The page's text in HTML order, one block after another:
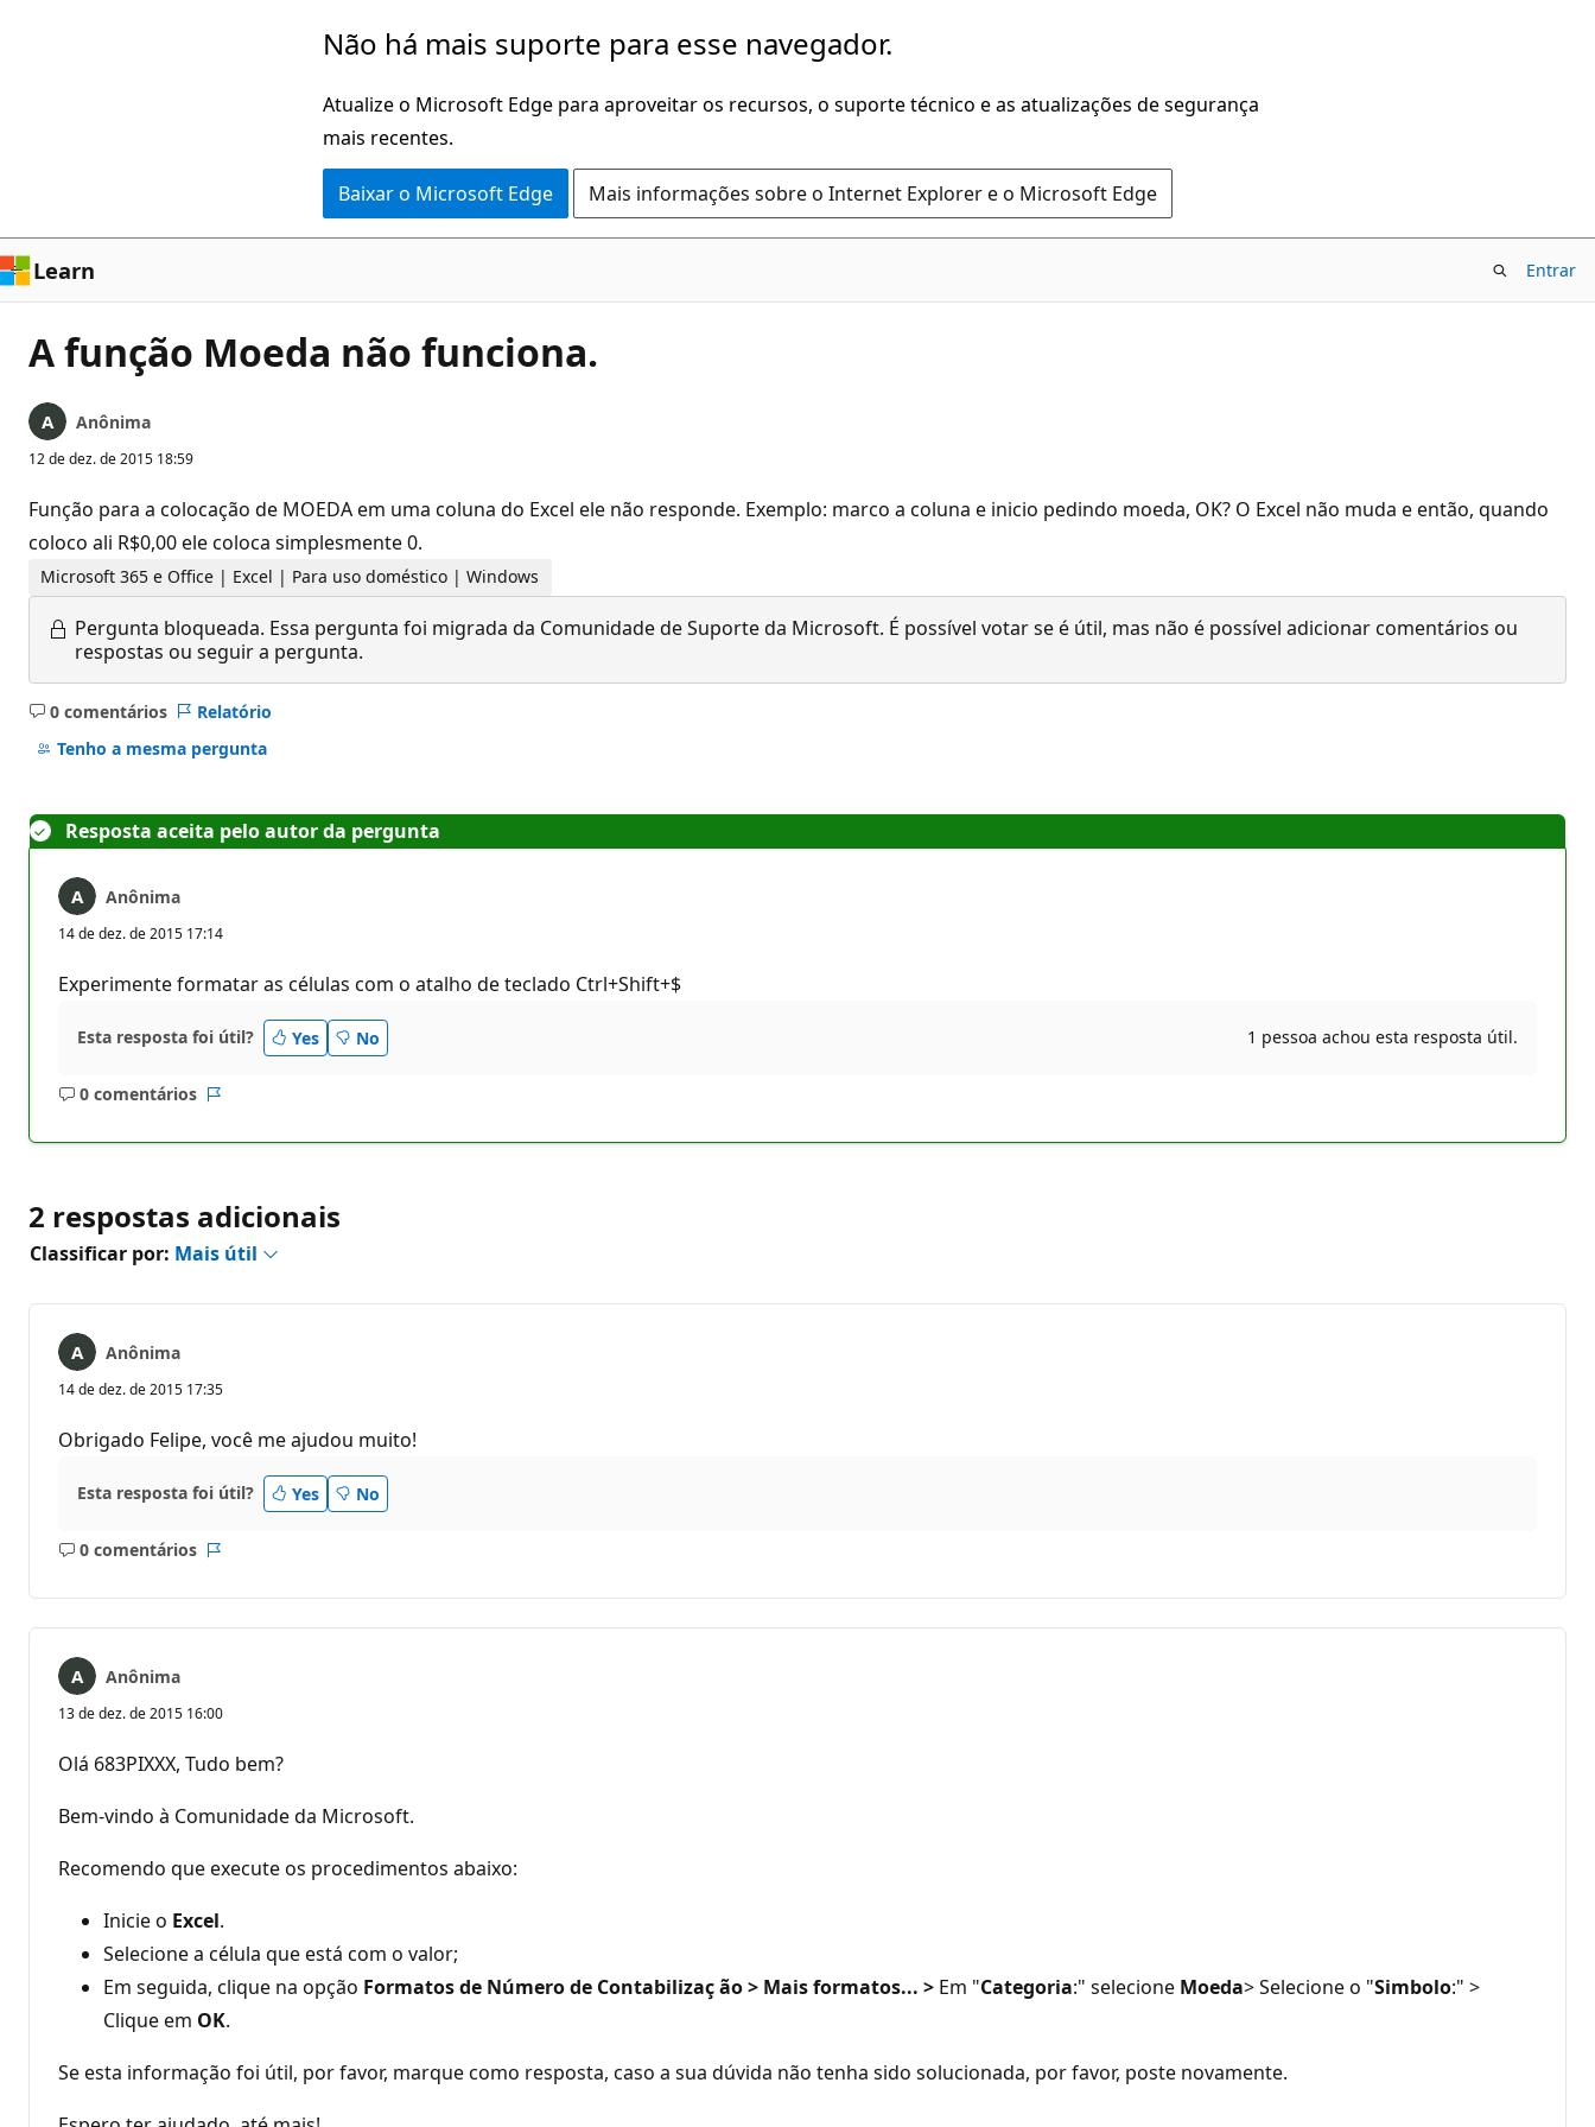
Não há mais suporte para esse navegador.
Atualize o Microsoft Edge para aproveitar os recursos, o suporte técnico e as atualizações de segurança
mais recentes.
Baixar o Microsoft Edge Mais informações sobre o Internet Explorer e o Microsoft Edge
Learn Entrar
A função Moeda não funciona.
Anônima
12 de dez. de 2015 18:59
Função para a colocação de MOEDA em uma coluna do Excel ele não responde. Exemplo: marco a coluna e inicio pedindo moeda, OK? O Excel não muda e então, quando
coloco ali R$0,00 ele coloca simplesmente 0.
Microsoft 365 e Office | Excel | Para uso doméstico | Windows
Pergunta bloqueada. Essa pergunta foi migrada da Comunidade de Suporte da Microsoft. É possível votar se é útil, mas não é possível adicionar comentários ou
respostas ou seguir a pergunta.
0 comentários
Sem
comentários
Relatório
Tenho a mesma pergunta
Resposta aceita pelo autor da pergunta
Anônima
14 de dez. de 2015 17:14
Experimente formatar as células com o atalho de teclado Ctrl+Shift+$
Esta resposta foi útil? Yes No 1 pessoa achou esta resposta útil.
0 comentários
Sem
2 respostas adicionais
Classificar por: Mais útil
Anônima
14 de dez. de 2015 17:35
Obrigado Felipe, você me ajudou muito!
Esta resposta foi útil? Yes No
0 comentários
Sem
Anônima
13 de dez. de 2015 16:00
Olá 683PIXXX, Tudo bem?
Bem-vindo à Comunidade da Microsoft.
Recomendo que execute os procedimentos abaixo:
Inicie o Excel.
Selecione a célula que está com o valor;
Em seguida, clique na opção Formatos de Número de Contabilização > Mais formatos... > Em "Categoria:" selecione Moeda> Selecione o "Simbolo:" >
Clique em OK.
Se esta informação foi útil, por favor, marque como resposta, caso a sua dúvida não tenha sido solucionada, por favor, poste novamente.